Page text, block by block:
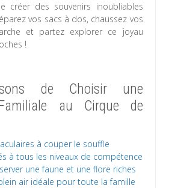
créer des souvenirs inoubliables
vos sacs à dos, chaussez vos
et partez explorer ce joyau
!
de Choisir une
au Cirque de
à couper le souffle
à tous les niveaux de compétence
une faune et une flore riches
air idéale pour toute la famille